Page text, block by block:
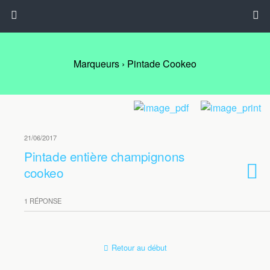
Marqueurs › Pintade Cookeo
21/06/2017
Pintade entière champignons
cookeo
1 RÉPONSE
Retour au début